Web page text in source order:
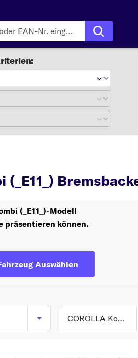
(_E11_)
(_E11_)-Modell
präsentieren können.
Auswählen
COROLLA Kombi (_E11_) ab 04/1997 bis 10/2001